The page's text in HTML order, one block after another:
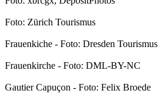
Foto: Zürich Tourismus
Frauenkiche - Foto: Dresden
Frauenkirche - Foto: DML-BY-NC
Gautier Capuçon - Foto: Felix Broede